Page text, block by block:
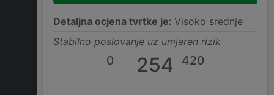
Detaljna ocjena tvrtke je: Visoko srednje
Stabilno poslovanje uz umjeren rizik
0 254 420